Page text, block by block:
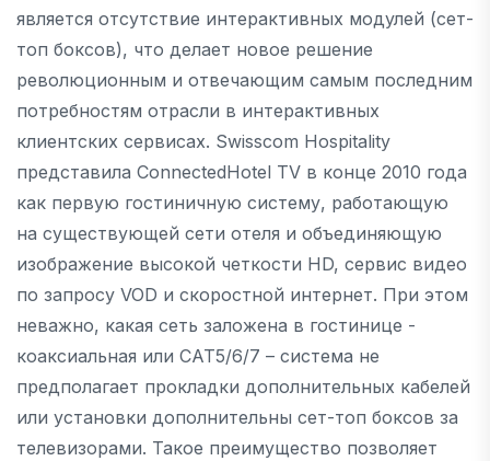
является отсутствие интерактивных модулей (сет-
топ боксов), что делает новое решение
революционным и отвечающим самым последним
потребностям отрасли в интерактивных
клиентских сервисах. Swisscom Hospitality
представила ConnectedHotel TV в конце 2010 года
как первую гостиничную систему, работающую
на существующей сети отеля и объединяющую
изображение высокой четкости HD, сервис видео
по запросу VOD и скоростной интернет. При этом
неважно, какая сеть заложена в гостинице -
коаксиальная или CAT5/6/7 – система не
предполагает прокладки дополнительных кабелей
или установки дополнительны сет-топ боксов за
телевизорами. Такое преимущество позволяет